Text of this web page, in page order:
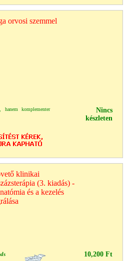
orvosi szemmel
komplementer
Nincs
készleten
klinikai
(3. kiadás) -
és a kezelés
10,200 Ft